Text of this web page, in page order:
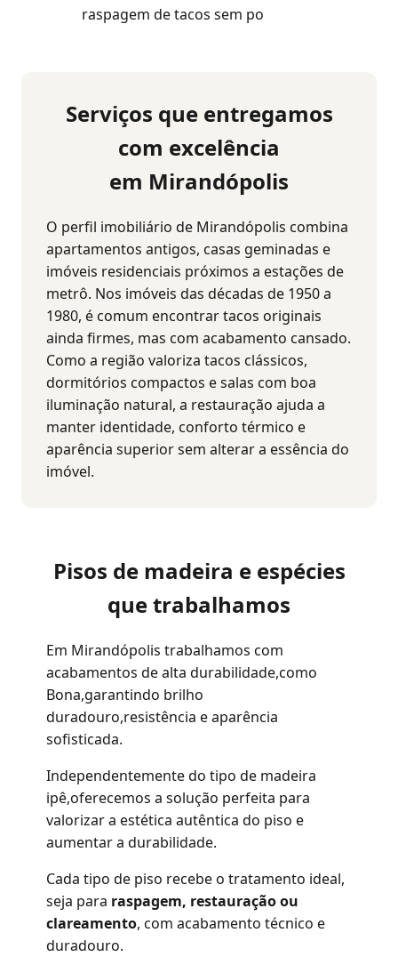
raspagem de tacos sem po
Serviços que entregamos
com excelência
em Mirandópolis
O perfil imobiliário de Mirandópolis combina
apartamentos antigos, casas geminadas e
imóveis residenciais próximos a estações de
metrô. Nos imóveis das décadas de 1950 a
1980, é comum encontrar tacos originais
ainda firmes, mas com acabamento cansado.
Como a região valoriza tacos clássicos,
dormitórios compactos e salas com boa
iluminação natural, a restauração ajuda a
manter identidade, conforto térmico e
aparência superior sem alterar a essência do
imóvel.
Pisos de madeira e espécies
que trabalhamos
Em Mirandópolis trabalhamos com
acabamentos de alta durabilidade,como
Bona,garantindo brilho
duradouro,resistência e aparência
sofisticada.
Independentemente do tipo de madeira
ipê,oferecemos a solução perfeita para
valorizar a estética autêntica do piso e
aumentar a durabilidade.
Cada tipo de piso recebe o tratamento ideal,
seja para raspagem, restauração ou
clareamento, com acabamento técnico e
duradouro.